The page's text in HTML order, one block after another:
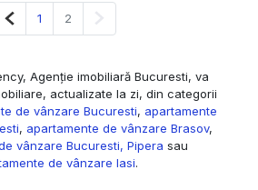
Pagina anterioară
1 2
Agenție imobiliară Bucuresti, va
actualizate la zi, din categorii
de vânzare Bucuresti, apartamente
, apartamente de vânzare Brasov,
vânzare Bucuresti, Pipera sau
de vânzare Iasi.